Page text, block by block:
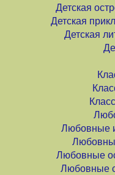
Детская
Детская
Детская
Любовные
Любовные
Любовные